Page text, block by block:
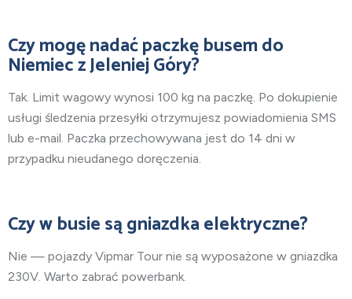
Czy mogę nadać paczkę busem do
Niemiec z Jeleniej Góry?
Tak. Limit wagowy wynosi 100 kg na paczkę. Po dokupienie
usługi śledzenia przesyłki otrzymujesz powiadomienia SMS
lub e-mail. Paczka przechowywana jest do 14 dni w
przypadku nieudanego doręczenia.
Czy w busie są gniazdka elektryczne?
Nie — pojazdy Vipmar Tour nie są wyposażone w gniazdka
230V. Warto zabrać powerbank.